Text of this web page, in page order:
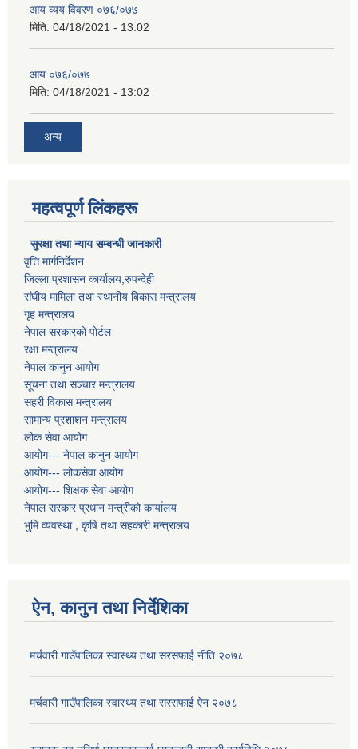
आय व्यय विवरण ०७६/०७७
मिति: 04/18/2021 - 13:02
आय ०७६/०७७
मिति: 04/18/2021 - 13:02
अन्य
महत्वपूर्ण लिंकहरू
सुरक्षा तथा न्याय सम्बन्धी जानकारी
वृत्ति मार्गनिर्देशन
जिल्ला प्रशासन कार्यालय,रुपन्देही
संघीय मामिला तथा स्थानीय बिकास मन्त्रालय
गृह मन्त्रालय
नेपाल सरकारको पोर्टल
रक्षा मन्त्रालय
नेपाल कानुन आयोग
सूचना तथा सञ्चार मन्त्रालय
सहरी विकास मन्त्रालय
सामान्य प्रशाशन मन्त्रालय
लोक सेवा आयोग
आयोग--- नेपाल कानुन आयोग
आयोग--- लोकसेवा आयोग
आयोग--- शिक्षक सेवा आयोग
नेपाल सरकार प्रधान मन्त्रीको कार्यालय
भुमि व्यवस्था , कृषि तथा सहकारी मन्त्रालय
ऐन, कानुन तथा निर्देशिका
मर्चवारी गाउँपालिका स्वास्थ्य तथा सरसफाई नीति २०७८
मर्चवारी गाउँपालिका स्वास्थ्य तथा सरसफाई ऐन २०७८